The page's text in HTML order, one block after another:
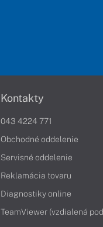
Kontakty
043 4224 771
Obchodné oddelenie
Servisné oddelenie
Reklamácia tovaru
Diagnostiky online
TeamViewer (vzdialená